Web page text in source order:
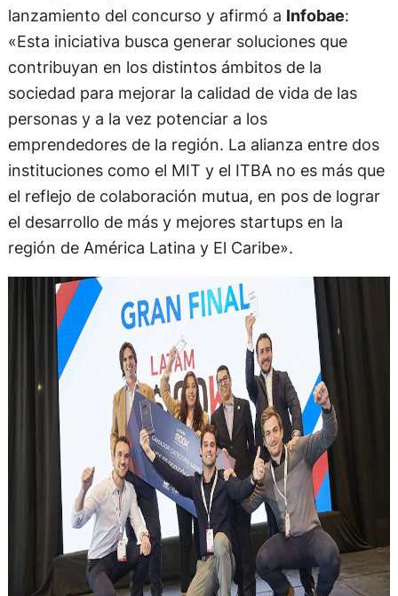
lanzamiento del concurso y afirmó a Infobae:
«Esta iniciativa busca generar soluciones que
contribuyan en los distintos ámbitos de la
sociedad para mejorar la calidad de vida de las
personas y a la vez potenciar a los
emprendedores de la región. La alianza entre dos
instituciones como el MIT y el ITBA no es más que
el reflejo de colaboración mutua, en pos de lograr
el desarrollo de más y mejores startups en la
región de América Latina y El Caribe».